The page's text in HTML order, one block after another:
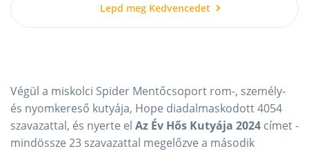
Lepd meg Kedvencedet
Végül a miskolci Spider Mentőcsoport rom-, személy-
és nyomkereső kutyája, Hope diadalmaskodott 4054
szavazattal, és nyerte el Az Év Hős Kutyája 2024 címet -
mindössze 23 szavazattal megelőzve a második